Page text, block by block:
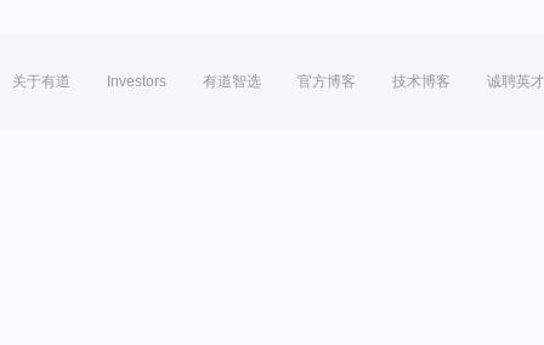
关于有道 Investors 有道智选 官方博客 技术博客 诚聘英才